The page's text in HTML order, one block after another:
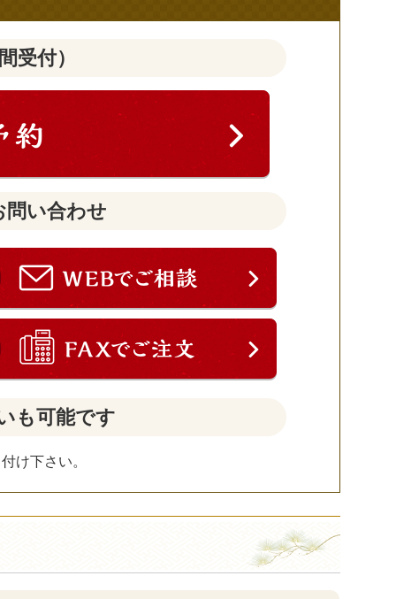
受付）
問い合わせ
も可能です
け下さい。